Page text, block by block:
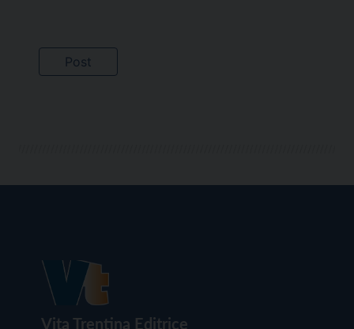
Vita Trentina Editrice